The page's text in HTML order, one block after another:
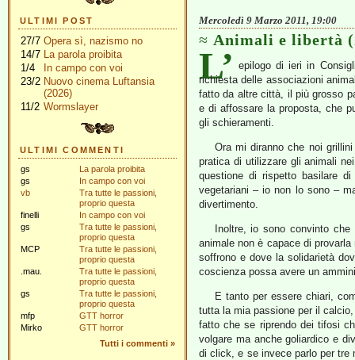
ULTIMI POST
27/7 Opera sì, nazismo no
14/7 La parola proibita
1/4
In campo con voi
23/2 Nuovo cinema Luftansia
(2026)
11/2 Wormslayer
ULTIMI COMMENTI
gs
La parola proibita
gs
In campo con voi
vb
Tra tutte le passioni,
proprio questa
finelli
In campo con voi
gs
Tra tutte le passioni,
proprio questa
MCP
Tra tutte le passioni,
proprio questa
.mau.
Tra tutte le passioni,
proprio questa
gs
Tra tutte le passioni,
proprio questa
mfp
GTT horror
Mirko
GTT horror
Tutti i commenti »
Mercoledì 9 Marzo 2011, 19:00
Animali e libertà
L’ epilogo di ieri in
richiesta delle associazioni
fatto da altre città, il più grosso
e di affossare la proposta, che
gli schieramenti.
Ora mi diranno che noi
pratica di utilizzare gli animali
questione di rispetto basilare
vegetariani – io non lo sono –
divertimento.
Inoltre, io sono convinto
animale non è capace di
soffrono e dove la solidarietà
coscienza possa avere un
E tanto per essere chiari,
tutta la mia passione per il
fatto che se riprendo dei tifosi
volgare ma anche goliardico e
di click, e se invece parlo per tre